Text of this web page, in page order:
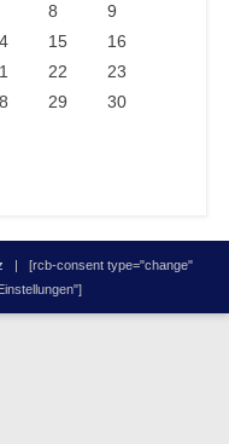
8
9
15
16
22
23
29
30
| [rcb-consent type="change"